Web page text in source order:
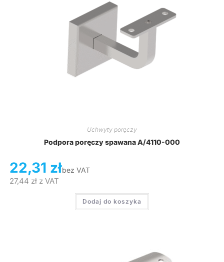
Uchwyty poręczy
Podpora poręczy spawana A/4110-000
22,31 złbez VAT
27,44 złz VAT
Dodaj do koszyka